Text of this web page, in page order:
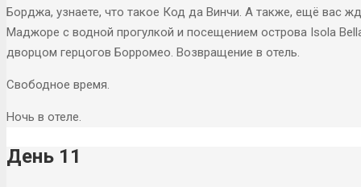
Борджа, узнаете, что такое Код да Винчи. А также, ещё вас
Маджоре с водной прогулкой и посещением острова Isola
дворцом герцогов Борромео. Возвращение в отель.
Свободное время.
Ночь в отеле.
День 11